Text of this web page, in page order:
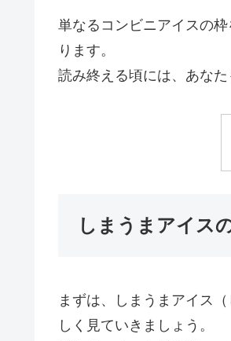
単なるコンビニアイスの
ります。
読み終える頃には、あな
しまうまアイス
まずは、しまうまアイス
しく見ていきましょう。